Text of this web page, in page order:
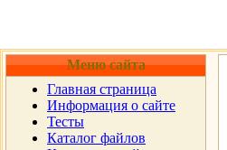
Меню сайта
Главная страница
Информация о сайте
Тесты
Каталог файлов